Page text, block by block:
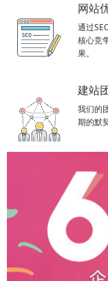
网站
通过
核心竞
果。
建站
我们的
期的默